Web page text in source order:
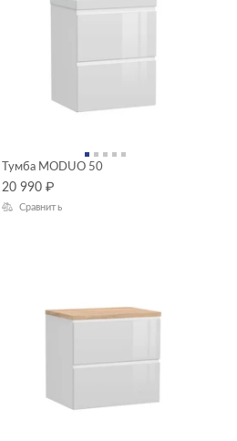
Тумба MODUO 50
20 990 ₽
Сравнить